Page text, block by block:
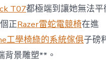
T07都極端到讓她無法平
正Razer雷蛇電競椅在進
工學椅綠的系統傢俱子磅
背景雕塑**。